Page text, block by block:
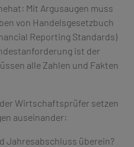
Mit Argusaugen muss
von Handelsgesetzbuch
Reporting Standards)
ist der
alle Zahlen und Fakten
Wirtschaftsprüfer setzen
auseinander:
Jahresabschluss überein?